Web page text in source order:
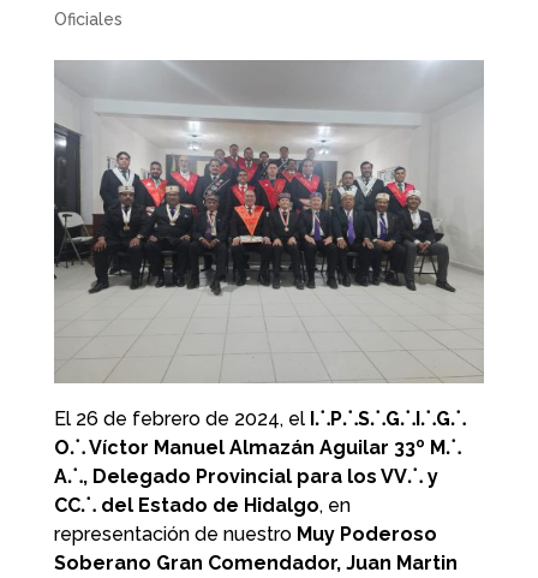
Oficiales
El 26 de febrero de 2024, el I⸫P⸫S⸫G⸫I⸫G⸫
O⸫ Víctor Manuel Almazán Aguilar 33º M⸫
A⸫, Delegado Provincial para los VV⸫ y
CC⸫ del Estado de Hidalgo, en
representación de nuestroMuy Poderoso
Soberano Gran Comendador, Juan Martin